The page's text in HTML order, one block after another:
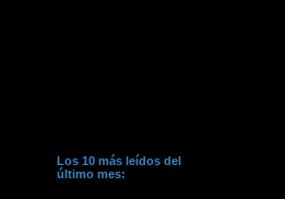
Los 10 más leídos del
último mes: